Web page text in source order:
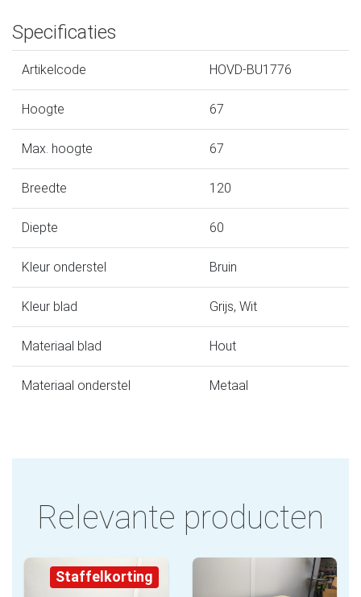
Specificaties
Artikelcode HOVD-BU1776
Hoogte 67
Max. hoogte 67
Breedte 120
Diepte 60
Kleur onderstel Bruin
Kleur blad Grijs, Wit
Materiaal blad Hout
Materiaal onderstel Metaal
Relevante producten
Staffelkorting